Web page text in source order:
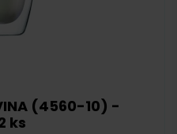
(4560-10) -
ks